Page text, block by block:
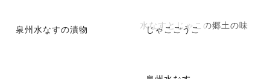
泉州水なすの漬物 じゃこごうこ
水なすとじゃこの郷土の味